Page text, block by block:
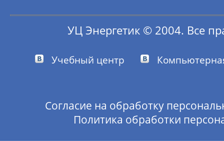
УЦ Энергетик © 2004. Все
Учебный центр
Согласие на обработку
Политика обработки